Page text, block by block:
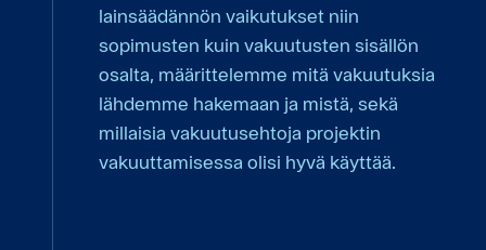
lainsäädännön vaikutukset niin
sopimusten kuin vakuutusten sisällön
osalta, määrittelemme mitä vakuutuksia
lähdemme hakemaan ja mistä, sekä
millaisia vakuutusehtoja projektin
vakuuttamisessa olisi hyvä käyttää.